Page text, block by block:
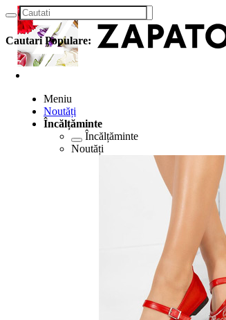
Cautari Populare:
Meniu
Noutăți
Încălțăminte
Încălțăminte
Noutăți